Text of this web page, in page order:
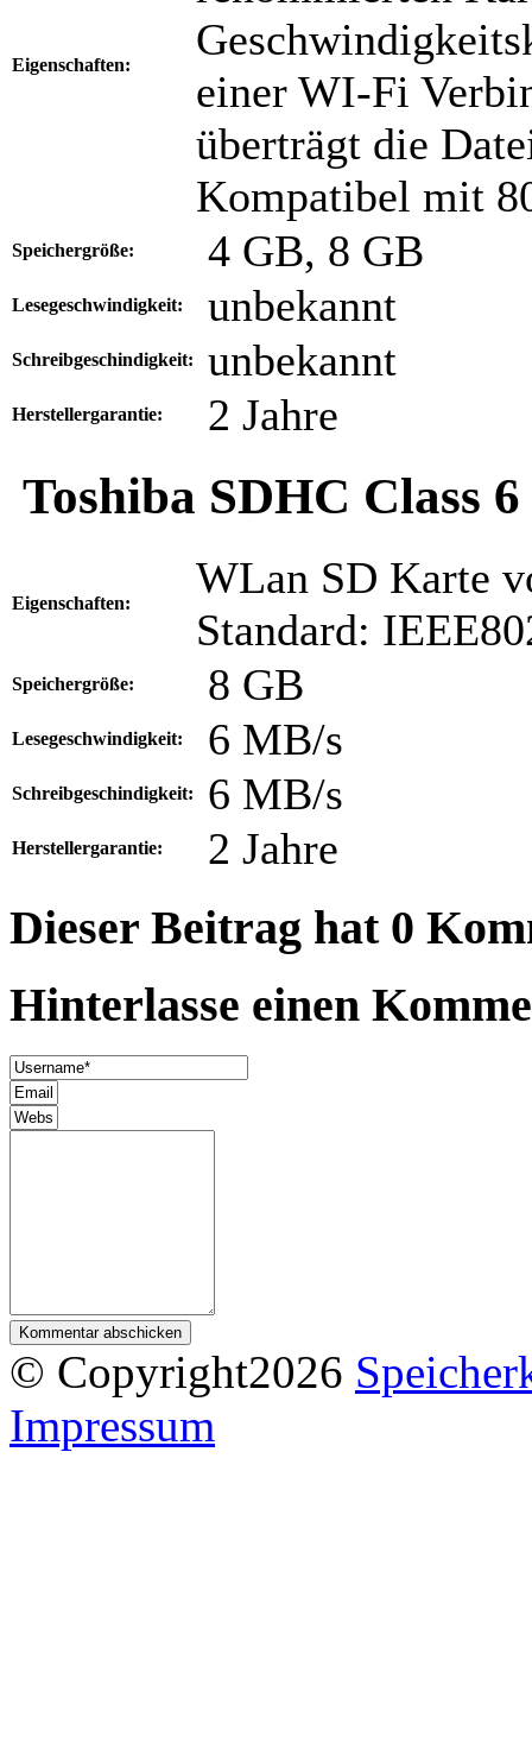
Eigenschaften:
einer WI-Fi
überträgt die
Kompatibel mit
Speichergröße: 4 GB, 8 GB
Lesegeschwindigkeit: unbekannt
Schreibgeschindigkeit: unbekannt
Herstellergarantie: 2 Jahre
Toshiba SDHC Class
Eigenschaften:
WLan SD Karte
Standard:
Speichergröße: 8 GB
Lesegeschwindigkeit: 6 MB/s
Schreibgeschindigkeit: 6 MB/s
Herstellergarantie: 2 Jahre
Dieser Beitrag hat 0
Hinterlasse einen
Kommentar abschicken
© Copyright2026
Impressum